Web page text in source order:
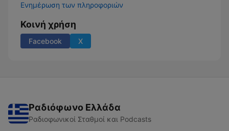
Ενημέρωση των πληροφοριών
Κοινή χρήση
Facebook X
Ραδιόφωνο Ελλάδα
Ραδιοφωνικοί Σταθμοί και Podcasts